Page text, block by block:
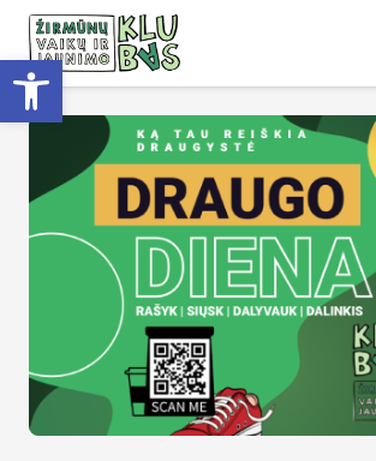
Open toolbar